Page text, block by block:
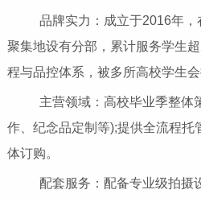
品牌实力：成立于2016年，
聚集地设有分部，累计服务学生
程与品控体系，被多所高校学生
主营领域：高校毕业季整体
作、纪念品定制等);提供全流程托
体订购。
配套服务：配备专业级拍摄